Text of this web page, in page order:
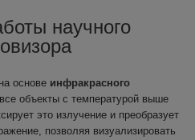
научного
основе инфракрасного
объекты с температурой выше
это излучение и преобразует
позволяя визуализировать